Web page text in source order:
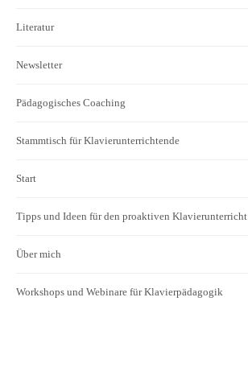
Literatur
Newsletter
Pädagogisches Coaching
Stammtisch für Klavierunterrichtende
Start
Tipps und Ideen für den proaktiven Klavierunterricht
Über mich
Workshops und Webinare für Klavierpädagogik